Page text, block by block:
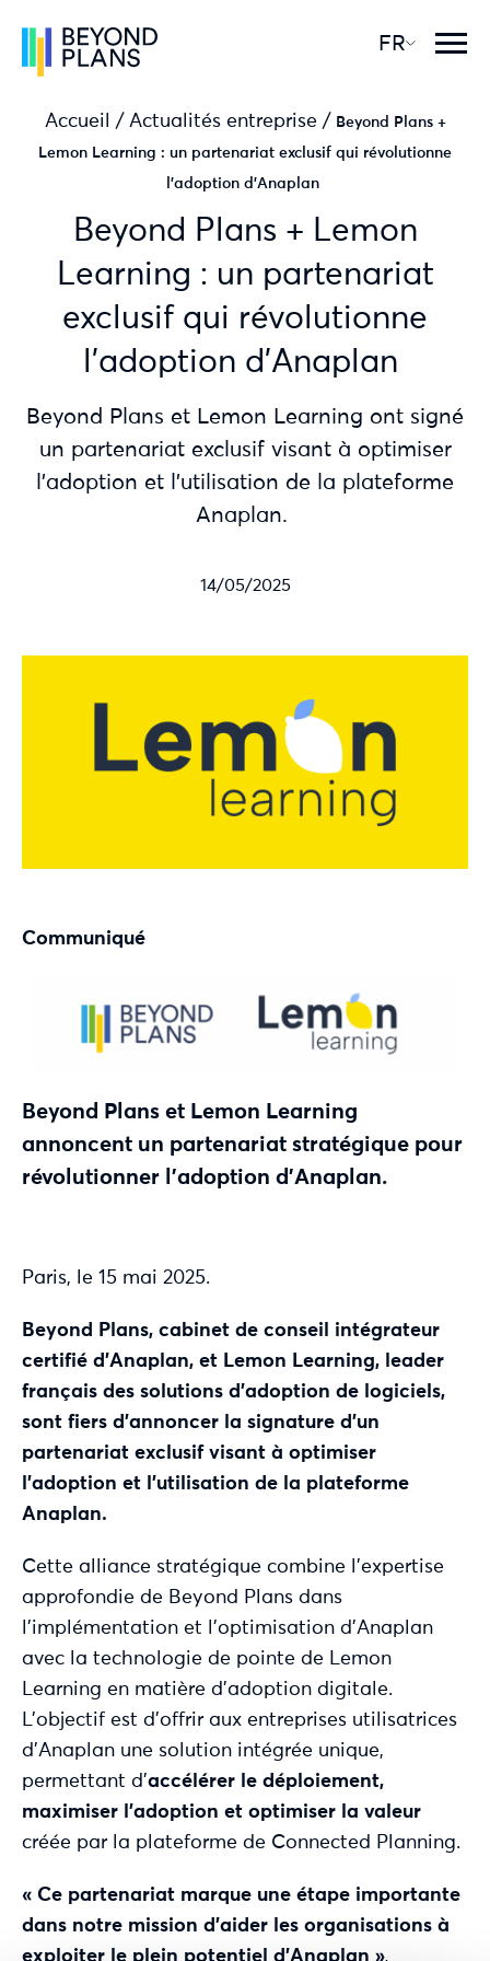
FR
Accueil / Actualités entreprise / Beyond Plans +
Lemon Learning : un partenariat exclusif qui révolutionne
l’adoption d’Anaplan
Beyond Plans + Lemon
Learning : un partenariat
exclusif qui révolutionne
l'adoption d'Anaplan
Beyond Plans et Lemon Learning ont signé
un partenariat exclusif visant à optimiser
l’adoption et l’utilisation de la plateforme
Anaplan.
14/05/2025
Communiqué
Beyond Plans et Lemon Learning
annoncent un partenariat stratégique pour
révolutionner l’adoption d’Anaplan.
Paris, le 15 mai 2025.
Beyond Plans, cabinet de conseil intégrateur
certifié d’Anaplan, et Lemon Learning, leader
français des solutions d’adoption de logiciels,
sont fiers d’annoncer la signature d’un
partenariat exclusif visant à optimiser
l’adoption et l’utilisation de la plateforme
Anaplan.
Cette alliance stratégique combine l’expertise
approfondie de Beyond Plans dans
l’implémentation et l’optimisation d’Anaplan
avec la technologie de pointe de Lemon
Learning en matière d’adoption digitale.
L’objectif est d’offrir aux entreprises utilisatrices
d’Anaplan une solution intégrée unique,
permettant d’accélérer le déploiement,
maximiser l’adoption et optimiser la valeur
créée par la plateforme de Connected Planning.
« Ce partenariat marque une étape importante
dans notre mission d’aider les organisations à
exploiter le plein potentiel d’Anaplan »,